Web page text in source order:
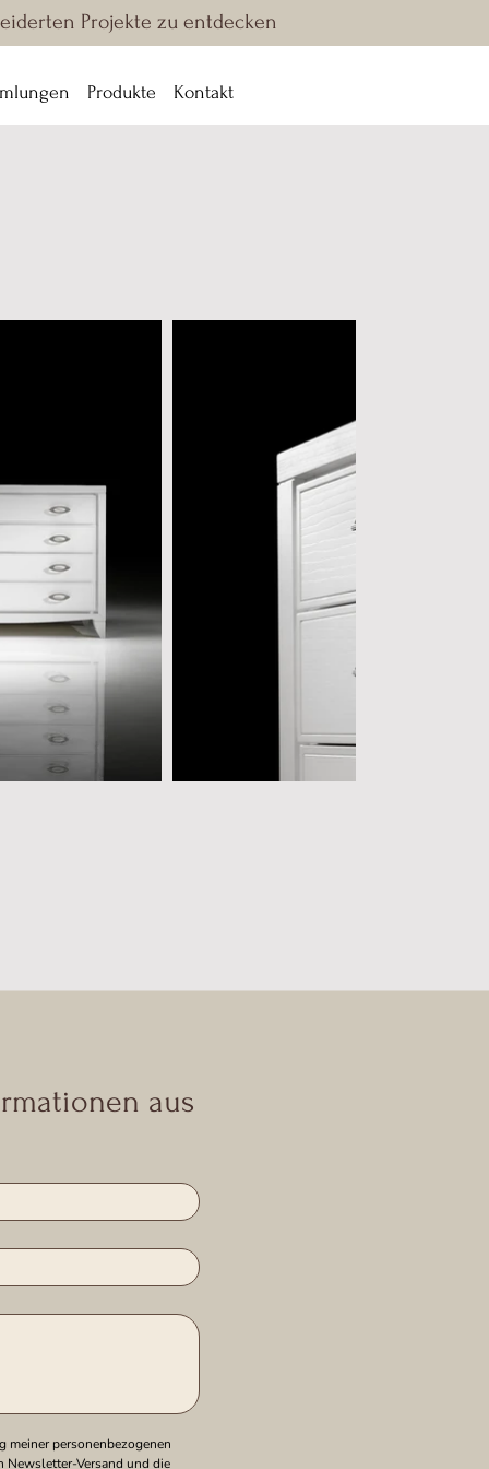
Projekte zu entdecken
Produkte Kontakt
aus
meiner personenbezogenen
Newsletter-Versand und die